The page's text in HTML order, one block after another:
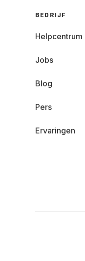
BEDRIJF
Helpcentrum
Jobs
Blog
Pers
Ervaringen